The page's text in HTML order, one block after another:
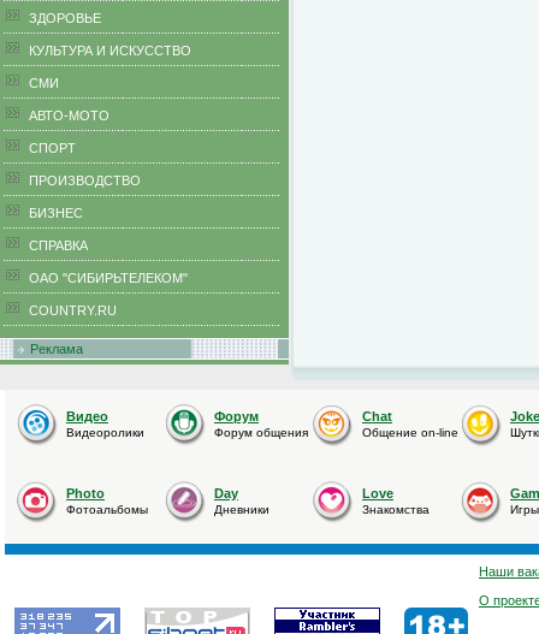
ЗДОРОВЬЕ
КУЛЬТУРА И ИСКУССТВО
СМИ
АВТО-МОТО
СПОРТ
ПРОИЗВОДСТВО
БИЗНЕС
CПРАВКА
ОАО "СИБИРЬТЕЛЕКОМ"
COUNTRY.RU
Реклама
Видео
Видеоролики
Форум
Форум общения
Chat
Общение on-line
Joke
Photo
Фотоальбомы
Day
Дневники
Love
Знакомства Игры
Наши
О